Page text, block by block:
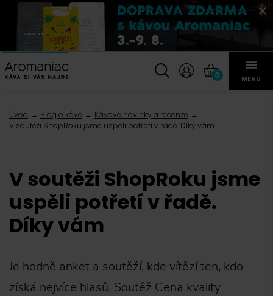
0 MENU
Úvod Blog o kávě
Kávové novinky a recenze
V soutěži ShopRoku jsme uspěli potřetí v řadě. Díky vám
V soutěži ShopRoku jsme
uspěli potřetí v řadě.
Díky vám
Je hodně anket a soutěží, kde vítězí ten, kdo
získá nejvíce hlasů. Soutěž Cena kvality